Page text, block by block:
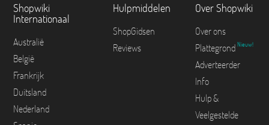
Shopwiki
Internationaal
Australië
België
Frankrijk
Duitsland
Nederland
Hulpmiddelen
ShopGidsen
Reviews
Over Shopwiki
Over ons
Plattegrond Nieuw!
Adverteerder
Info
Hulp &
Veelgestelde